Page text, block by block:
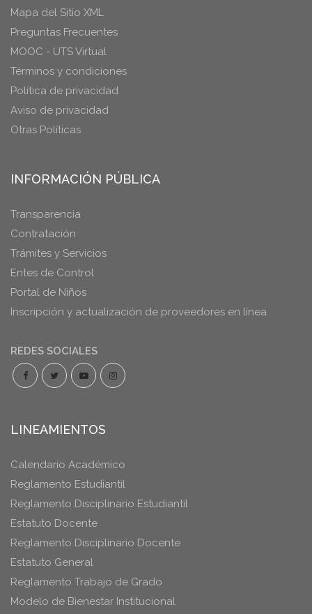
Mapa del Sitio XML
Preguntas Frecuentes
MOOC - UTS Virtual
Términos y condiciones
Política de privacidad
Aviso de privacidad
Otras Políticas
INFORMACIÓN PÚBLICA
Transparencia
Contratación
Trámites y Servicios
Entes de Control
Portal de Niños
Inscripción y actualización de proveedores en línea
REDES SOCIALES
LINEAMIENTOS
Calendario Académico
Reglamento Estudiantil
Reglamento Disciplinario Estudiantil
Estatuto Docente
Reglamento Disciplinario Docente
Estatuto General
Reglamento Trabajo de Grado
Modelo de Bienestar Institucional